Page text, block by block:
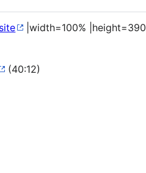
|width=100% |height=390
(40:12)